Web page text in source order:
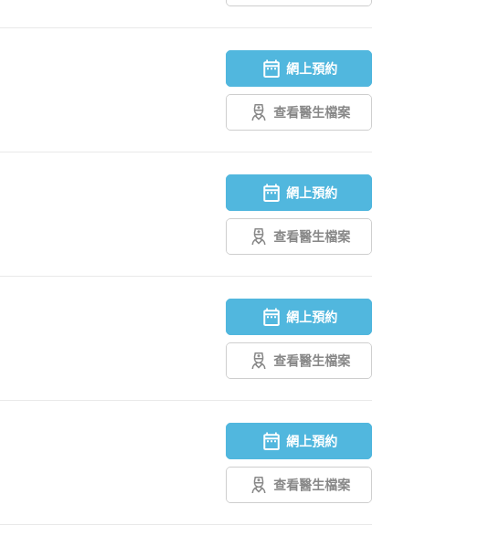
網上預約
查看醫生檔案
網上預約
查看醫生檔案
網上預約
查看醫生檔案
網上預約
查看醫生檔案